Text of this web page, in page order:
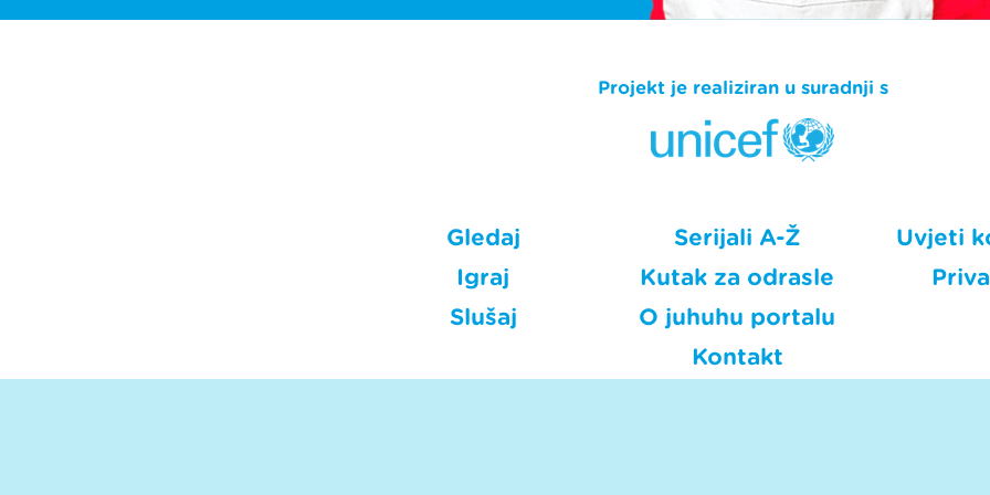
Projekt je realiziran u suradnji s
Gledaj
Igraj
Slušaj
Serijali A-Ž
Kutak za odrasle
O juhuhu portalu
Kontakt
Uvjeti